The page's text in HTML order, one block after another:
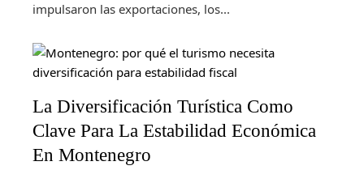
impulsaron las exportaciones, los...
La Diversificación Turística Como
Clave Para La Estabilidad Económica
En Montenegro